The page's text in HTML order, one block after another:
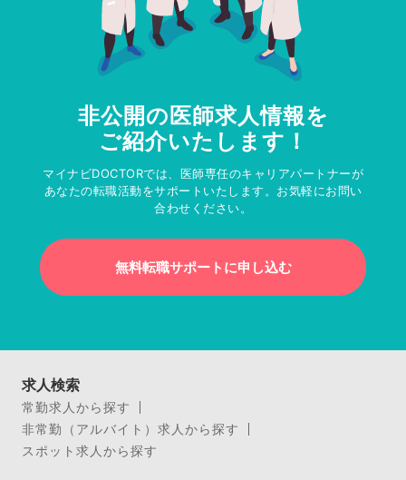
非公開の医師求人情報を
ご紹介いたします！
マイナビDOCTORでは、医師専任のキャリアパートナーが
あなたの転職活動をサポートいたします。お気軽にお問い
合わせください。
無料転職サポートに申し込む
求人検索
常勤求人から探す
非常勤（アルバイト）求人から探す
スポット求人から探す